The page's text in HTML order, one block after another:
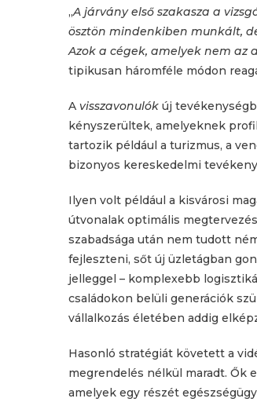
„A járvány első szakasza a
ösztön mindenkiben munkált,
Azok a cégek, amelyek nem az
tipikusan háromféle módon
A visszavonulók új
kényszerültek, amelyeknek
tartozik például a turizmus, a
bizonyos kereskedelmi
Ilyen volt például a kisvárosi
útvonalak optimális
szabadsága után nem tudott
fejleszteni, sőt új üzletágban
jelleggel – komplexebb
családokon belüli generációk
vállalkozás életében addig
Hasonló stratégiát követett a
megrendelés nélkül maradt. Ők
amelyek egy részét